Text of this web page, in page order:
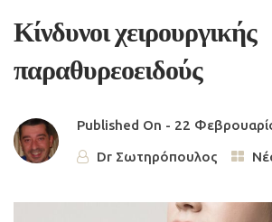
Κίνδυνοι χειρουργικής
παραθυρεοειδούς
Published On - 22
Dr Σωτηρόπουλος